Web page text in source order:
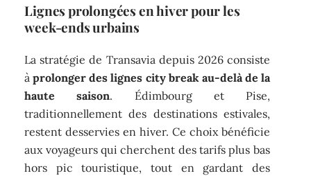
Lignes prolongées en hiver pour les
week-ends urbains
La stratégie de Transavia depuis 2026 consiste
àprolonger des lignes city break au-delà de la
haute saison. Édimbourg et Pise,
traditionnellement des destinations estivales,
restent desservies en hiver. Ce choix bénéficie
aux voyageurs qui cherchent des tarifs plus bas
hors pic touristique, tout en gardant des